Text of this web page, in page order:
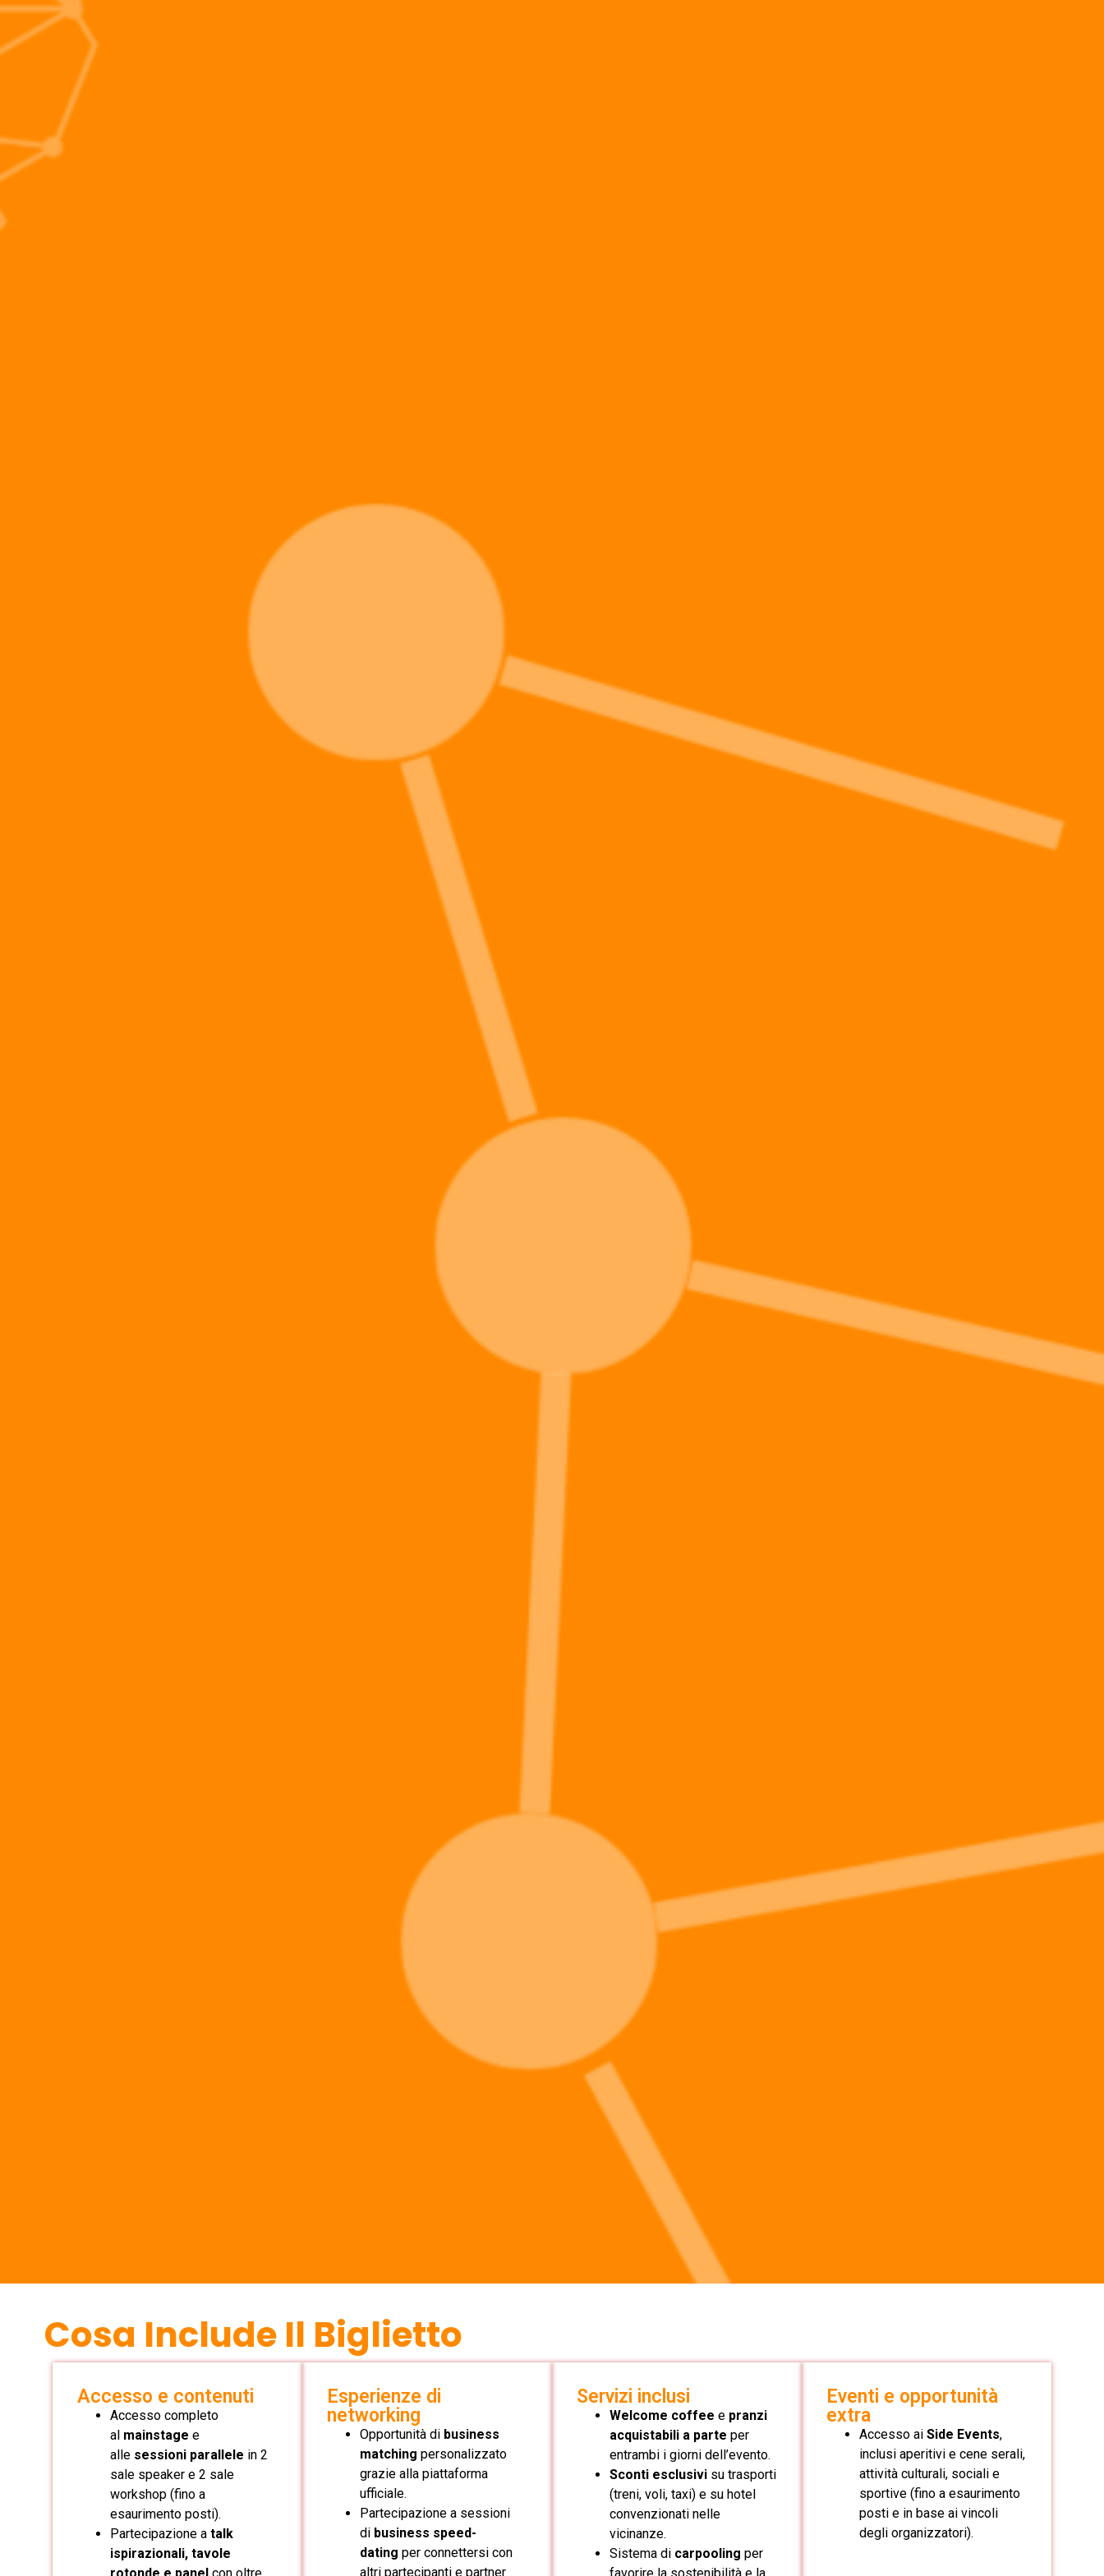
Cosa Include Il Biglietto
Accesso e contenuti
Accesso completo
al mainstage e
alle sessioni parallele in 2
sale speaker e 2 sale
workshop (fino a
esaurimento posti).
Partecipazione a talk
ispirazionali, tavole
Esperienze di
networking
Opportunità di business
matching personalizzato
grazie alla piattaforma
ufficiale.
Partecipazione a sessioni
di business speed-
dating per connettersi con
altri partecipanti e partner
Servizi inclusi
Welcome coffee e pranzi
acquistabili a parte per
entrambi i giorni dell’evento.
Sconti esclusivi su trasporti
(treni, voli, taxi) e su hotel
convenzionati nelle
vicinanze.
Sistema di carpooling per
Eventi e opportunità
extra
Accesso aiSide Events,
inclusi aperitivi e cene serali,
attività culturali, sociali e
sportive (fino a esaurimento
posti e in base ai vincoli
degli organizzatori).